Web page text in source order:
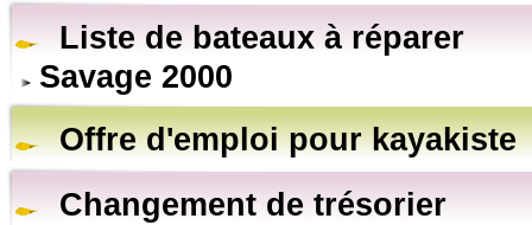
Liste de bateaux à réparer
Savage 2000
Offre d'emploi pour kayakiste
Changement de trésorier